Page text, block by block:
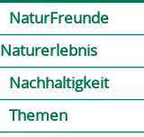
NaturFreunde
Naturerlebnis
Nachhaltigkeit
Themen